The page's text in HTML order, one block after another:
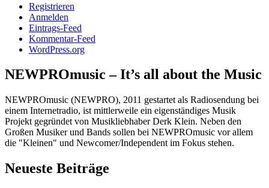
Registrieren
Anmelden
Eintrags-Feed
Kommentar-Feed
WordPress.org
NEWPROmusic – It’s all about the Music
NEWPROmusic (NEWPRO), 2011 gestartet als Radiosendung bei
einem Internetradio, ist mittlerweile ein eigenständiges Musik
Projekt gegründet von Musikliebhaber Derk Klein. Neben den
Großen Musiker und Bands sollen bei NEWPROmusic vor allem
die "Kleinen" und Newcomer/Independent im Fokus stehen.
Neueste Beiträge